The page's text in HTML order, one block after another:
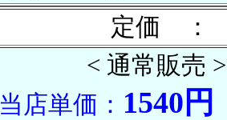
定価 ：
< 通常販売 >
当店単価： 1540円